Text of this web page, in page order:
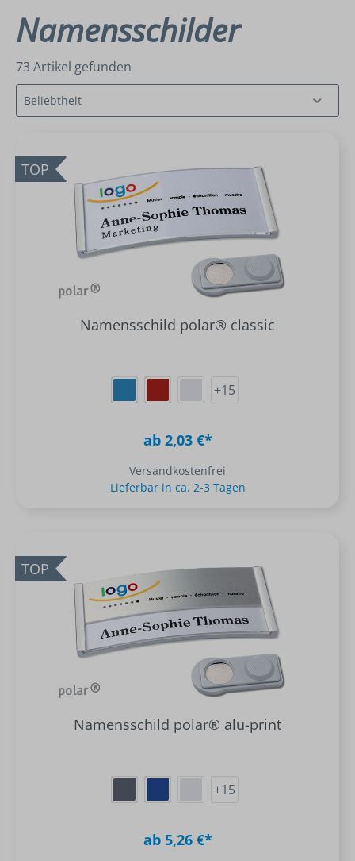
Namensschilder
73 Artikel gefunden
TOP
Namensschild polar® classic
+15
ab 2,03 €*
Versandkostenfrei
Lieferbar in ca. 2-3 Tagen
TOP
Namensschild polar® alu-print
+15
ab 5,26 €*